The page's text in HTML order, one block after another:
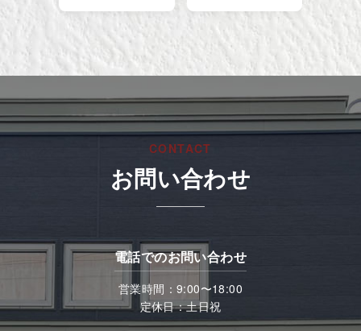
CONTACT
お問い合わせ
電話でのお問い合わせ
営業時間：9:00〜18:00
定休日：土日祝